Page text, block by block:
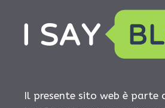
Il presente sito web è parte